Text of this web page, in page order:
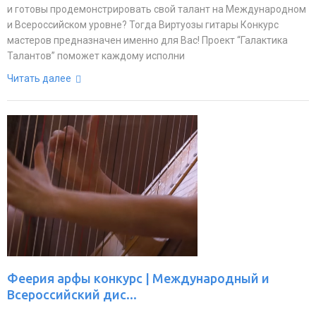
и готовы продемонстрировать свой талант на Международном
и Всероссийском уровне? Тогда Виртуозы гитары Конкурс
мастеров предназначен именно для Вас! Проект “Галактика
Талантов” поможет каждому исполни
Читать далее
Феерия арфы конкурс | Международный и
Всероссийский дис...